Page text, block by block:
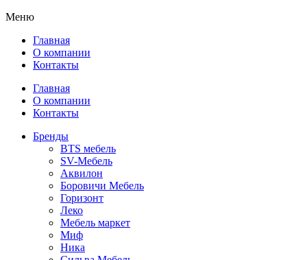
Меню
Главная
О компании
Контакты
Главная
О компании
Контакты
Бренды
BTS мебель
SV-Мебель
Аквилон
Боровичи Мебель
Горизонт
Леко
Мебель маркет
Миф
Ника